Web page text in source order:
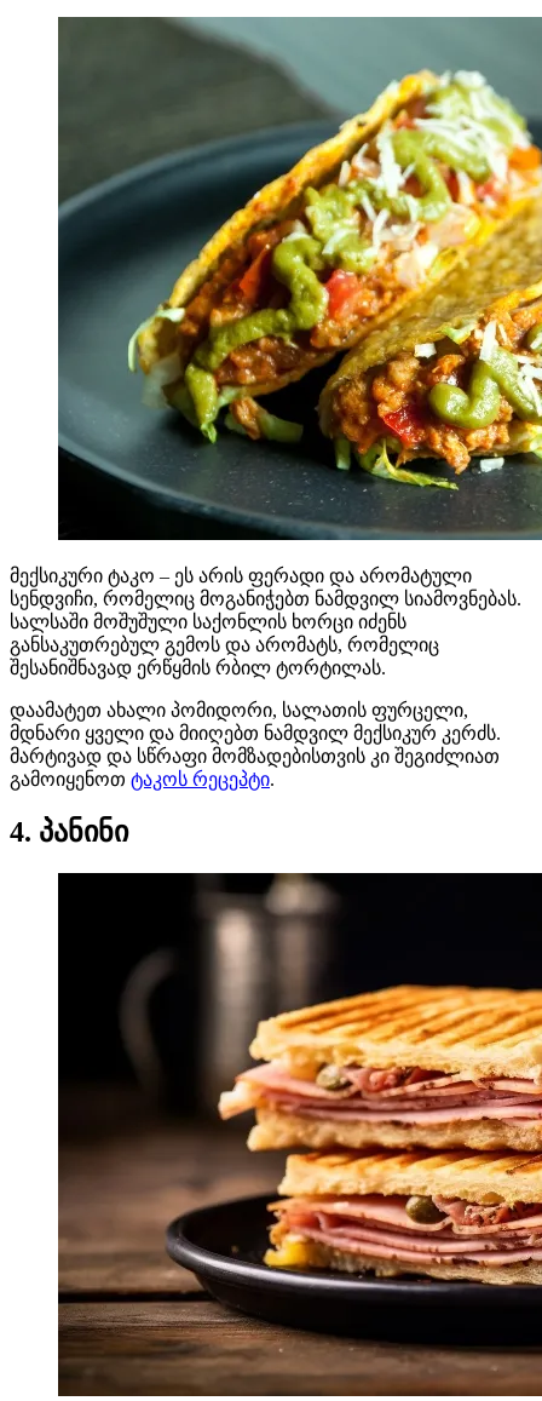
მექსიკური ტაკო – ეს არის ფერადი და არომატული
სენდვიჩი, რომელიც მოგანიჭებთ ნამდვილ სიამოვნებას.
სალსაში მოშუშული საქონლის ხორცი იძენს
განსაკუთრებულ გემოს და არომატს, რომელიც
შესანიშნავად ერწყმის რბილ ტორტილას.
დაამატეთ ახალი პომიდორი, სალათის ფურცელი,
მდნარი ყველი და მიიღებთ ნამდვილ მექსიკურ კერძს.
მარტივად და სწრაფი მომზადებისთვის კი შეგიძლიათ
გამოიყენოთ ტაკოს რეცეპტი.
4. პანინი